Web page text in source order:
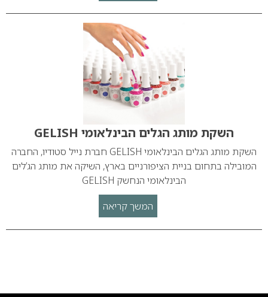
השקת מותג הגלים הבינלאומי GELISH
השקת מותג הגלים הבינלאומי GELISH חברת נייל סטודיו, החברה
המובילה בתחום בניית הציפורניים בארץ, השיקה את מותג הג’לים
הבינלאומי הנחשק GELISH
המשך קריאה